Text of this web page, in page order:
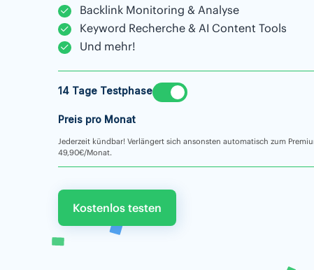
Backlink Monitoring & Analyse
Keyword Recherche & AI Content Tools
Und mehr!
14 Tage Testphase
Preis pro Monat
Jederzeit kündbar! Verlängert sich ansonsten automatisch zum
49,90€/Monat.
Kostenlos testen